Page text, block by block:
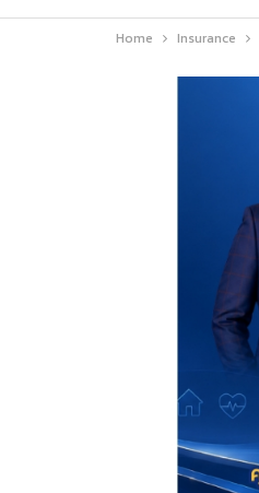
Home Insurance